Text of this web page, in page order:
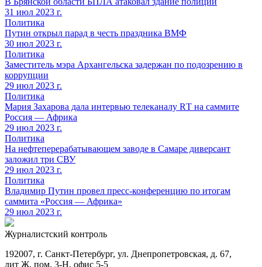
31 июл 2023 г.
Политика
Путин открыл парад в честь праздника ВМФ
30 июл 2023 г.
Политика
Заместитель мэра Архангельска задержан по подозрению в
коррупции
29 июл 2023 г.
Политика
Мария Захарова дала интервью телеканалу RТ на саммите
Россия — Африка
29 июл 2023 г.
Политика
На нефтеперерабатывающем заводе в Самаре диверсант
заложил три СВУ
29 июл 2023 г.
Политика
Владимир Путин провел пресс-конференцию по итогам
саммита «Россия — Африка»
29 июл 2023 г.
Журналистский контроль
192007, г. Санкт-Петербург, ул. Днепропетровская, д. 67,
лит Ж, пом. 3-Н, офис 5-5